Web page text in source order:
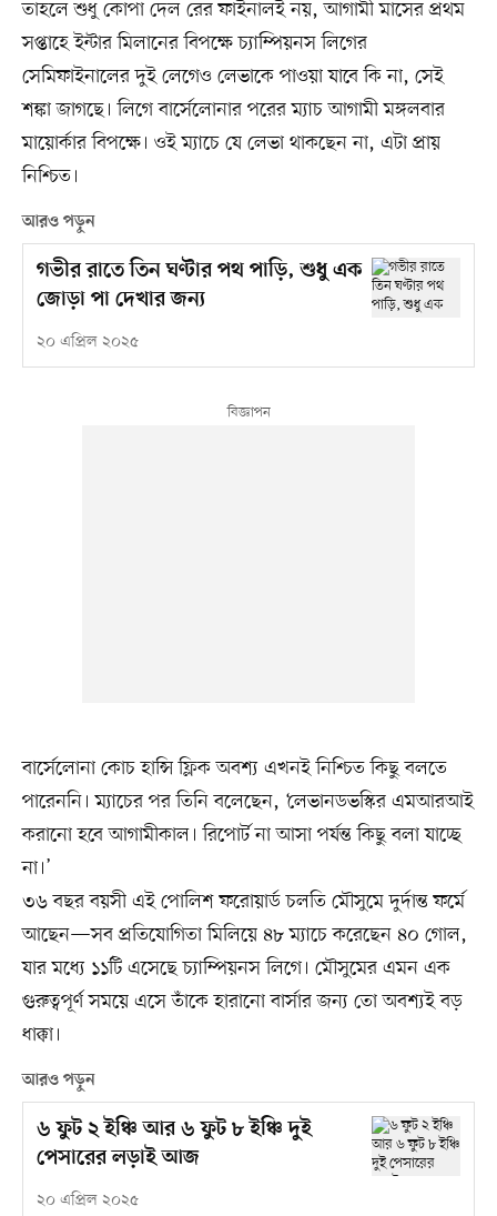
তাহলে শুধু কোপা দেল রের ফাইনালই নয়, আগামী মাসের প্রথম
সপ্তাহে ইন্টার মিলানের বিপক্ষে চ্যাম্পিয়নস লিগের
সেমিফাইনালের দুই লেগেও লেভাকে পাওয়া যাবে কি না, সেই
শঙ্কা জাগছে। লিগে বার্সেলোনার পরের ম্যাচ আগামী মঙ্গলবার
মায়োর্কার বিপক্ষে। ওই ম্যাচে যে লেভা থাকছেন না, এটা প্রায়
নিশ্চিত।
আরও পড়ুন
গভীর রাতে তিন ঘণ্টার পথ পাড়ি, শুধু এক
জোড়া পা দেখার জন্য
২০ এপ্রিল ২০২৫
বার্সেলোনা কোচ হান্সি ফ্লিক অবশ্য এখনই নিশ্চিত কিছু বলতে
পারেননি। ম্যাচের পর তিনি বলেছেন, ‘লেভানডভস্কির এমআরআই
করানো হবে আগামীকাল। রিপোর্ট না আসা পর্যন্ত কিছু বলা যাচ্ছে
না।’
৩৬ বছর বয়সী এই পোলিশ ফরোয়ার্ড চলতি মৌসুমে দুর্দান্ত ফর্মে
আছেন—সব প্রতিযোগিতা মিলিয়ে ৪৮ ম্যাচে করেছেন ৪০ গোল,
যার মধ্যে ১১টি এসেছে চ্যাম্পিয়নস লিগে। মৌসুমের এমন এক
গুরুত্বপূর্ণ সময়ে এসে তাঁকে হারানো বার্সার জন্য তো অবশ্যই বড়
ধাক্কা।
আরও পড়ুন
৬ ফুট ২ ইঞ্চি আর ৬ ফুট ৮ ইঞ্চি দুই
পেসারের লড়াই আজ
২০ এপ্রিল ২০২৫